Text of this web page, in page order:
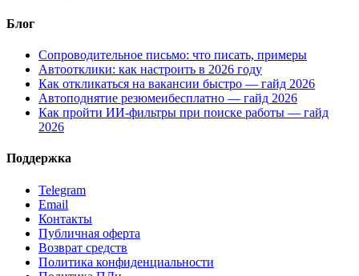
Блог
Сопроводительное письмо: что писать, примеры
Автоотклики: как настроить в 2026 году
Как откликаться на вакансии быстро — гайд 2026
Автоподнятие резюмеибесплатно — гайд 2026
Как пройти ИИ-фильтры при поиске работы — гайд
2026
Поддержка
Telegram
Email
Контакты
Публичная оферта
Возврат средств
Политика конфиденциальности